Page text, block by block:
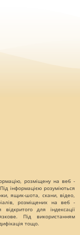
розміщену на веб -
інформацією розуміються
ящик-шота, скани, відео,
розміщених на веб -
відкритого для індексації
Під використанням
тощо.